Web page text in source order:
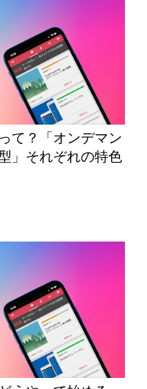
て？「オンデマン
」それぞれの特色